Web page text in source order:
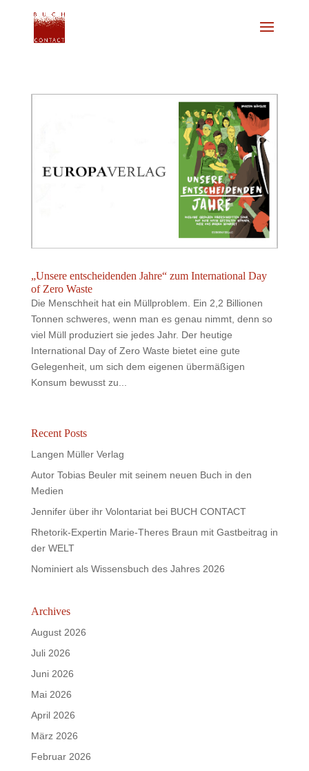
„Unsere entscheidenden Jahre“ zum International Day
of Zero Waste
Die Menschheit hat ein Müllproblem. Ein 2,2 Billionen
Tonnen schweres, wenn man es genau nimmt, denn so
viel Müll produziert sie jedes Jahr. Der heutige
International Day of Zero Waste bietet eine gute
Gelegenheit, um sich dem eigenen übermäßigen
Konsum bewusst zu...
Recent Posts
Langen Müller Verlag
Autor Tobias Beuler mit seinem neuen Buch in den
Medien
Jennifer über ihr Volontariat bei BUCH CONTACT
Rhetorik-Expertin Marie-Theres Braun mit Gastbeitrag in
der WELT
Nominiert als Wissensbuch des Jahres 2026
Archives
August 2026
Juli 2026
Juni 2026
Mai 2026
April 2026
März 2026
Februar 2026